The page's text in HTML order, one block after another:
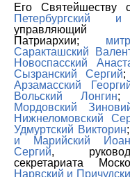
Его Святейшеству
Петербургский
управляющий
Патриархии;
Саракташский
Новоспасский
Сызранский Сергий;
Арзамасский
Вольский Лонгин
Мордовский
Нижнеломовский
Удмуртский Викторин
и Марийский
Сергий,
секретариата
Нарвский и